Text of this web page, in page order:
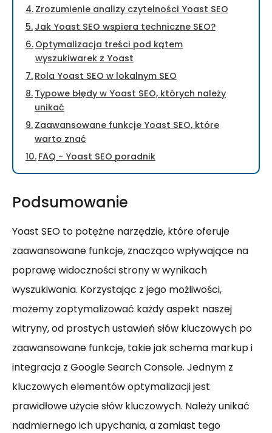
Zrozumienie analizy czytelności Yoast SEO
Jak Yoast SEO wspiera techniczne SEO?
Optymalizacja treści pod kątem
wyszukiwarek z Yoast
Rola Yoast SEO w lokalnym SEO
Typowe błędy w Yoast SEO, których należy
unikać
Zaawansowane funkcje Yoast SEO, które
warto znać
FAQ - Yoast SEO poradnik
Podsumowanie
Yoast SEO to potężne narzędzie, które oferuje
zaawansowane funkcje, znacząco wpływające na
poprawę widoczności strony w wynikach
wyszukiwania. Korzystając z jego możliwości,
możemy zoptymalizować każdy aspekt naszej
witryny, od prostych ustawień słów kluczowych po
zaawansowane funkcje, takie jak schema markup i
integracja z Google Search Console. Jednym z
kluczowych elementów optymalizacji jest
prawidłowe użycie słów kluczowych. Należy unikać
nadmiernego ich upychania, a zamiast tego